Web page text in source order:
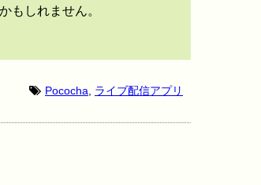
もしれません。
Pococha ライブ配信アプリ